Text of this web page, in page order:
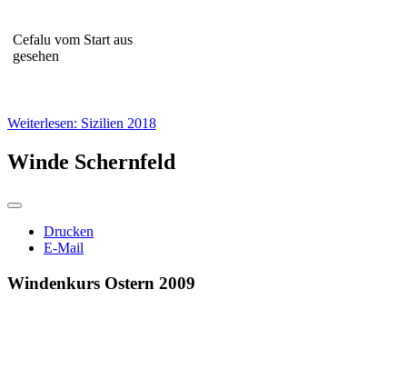
Cefalu vom Start aus
gesehen
Weiterlesen: Sizilien 2018
Winde Schernfeld
Drucken
E-Mail
Windenkurs Ostern 2009